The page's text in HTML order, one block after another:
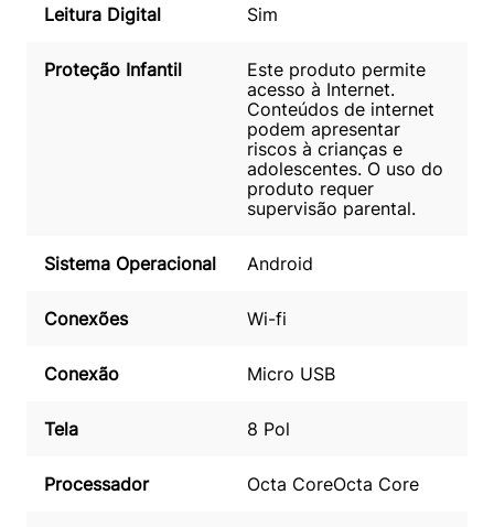
Leitura Digital Sim
Proteção Infantil
Este produto permite
acesso à Internet.
Conteúdos de internet
podem apresentar
riscos à crianças e
adolescentes. O uso do
produto requer
supervisão parental.
Sistema Operacional Android
Conexões Wi-fi
Conexão Micro USB
Tela 8 Pol
Processador Octa CoreOcta Core